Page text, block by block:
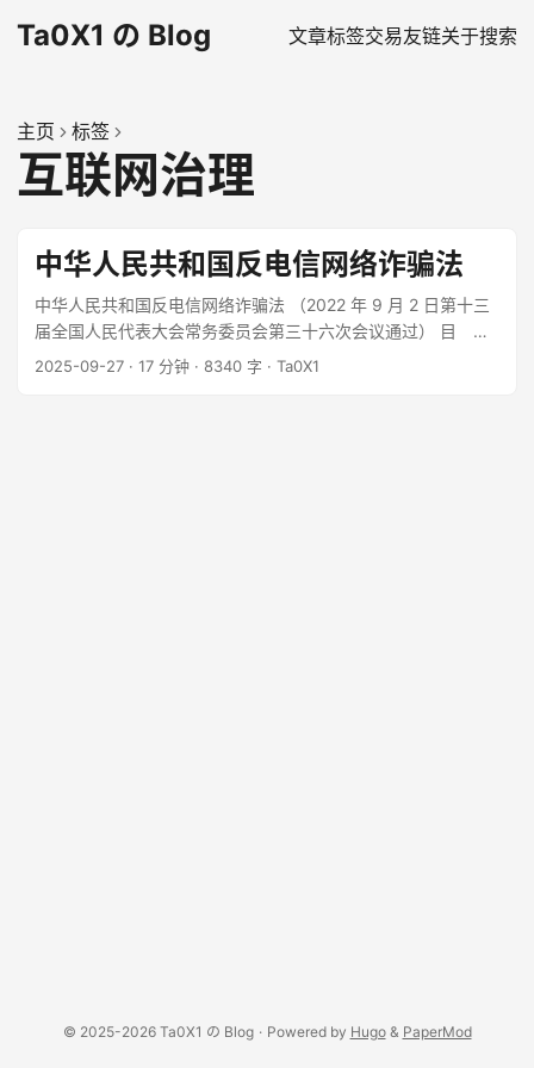
Ta0X1 の Blog 文章标签交易友链关于搜索
主页 标签
互联网治理
中华人民共和国反电信网络诈骗法
中华人民共和国反电信网络诈骗法 （2022 年 9 月 2 日第十三
届全国人民代表大会常务委员会第三十六次会议通过） 目 录
第一章 总 则 第二章 电信治理 第三章 金融治理 第四章
2025-09-27 · 17 分钟 · 8340 字 · Ta0X1
© 2025-2026 Ta0X1 の Blog · Powered by Hugo& PaperMod